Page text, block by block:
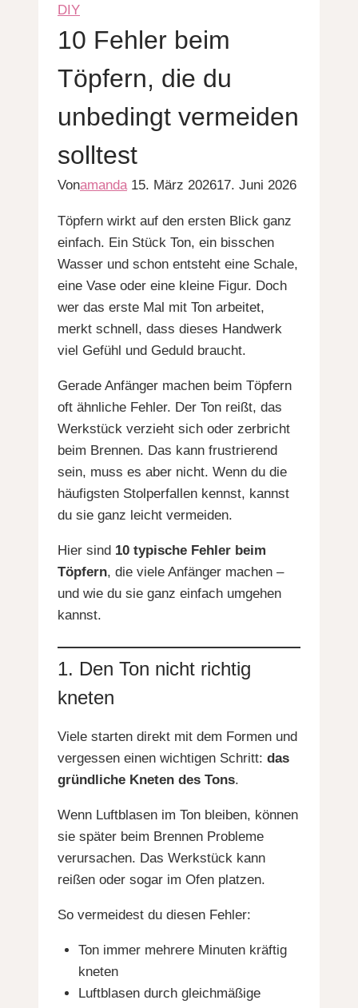
DIY
10 Fehler beim
Töpfern, die du
unbedingt vermeiden
solltest
Vonamanda 15. März 202617. Juni 2026
Töpfern wirkt auf den ersten Blick ganz
einfach. Ein Stück Ton, ein bisschen
Wasser und schon entsteht eine Schale,
eine Vase oder eine kleine Figur. Doch
wer das erste Mal mit Ton arbeitet,
merkt schnell, dass dieses Handwerk
viel Gefühl und Geduld braucht.
Gerade Anfänger machen beim Töpfern
oft ähnliche Fehler. Der Ton reißt, das
Werkstück verzieht sich oder zerbricht
beim Brennen. Das kann frustrierend
sein, muss es aber nicht. Wenn du die
häufigsten Stolperfallen kennst, kannst
du sie ganz leicht vermeiden.
Hier sind 10 typische Fehler beim
Töpfern, die viele Anfänger machen –
und wie du sie ganz einfach umgehen
kannst.
1. Den Ton nicht richtig
kneten
Viele starten direkt mit dem Formen und
vergessen einen wichtigen Schritt: das
gründliche Kneten des Tons.
Wenn Luftblasen im Ton bleiben, können
sie später beim Brennen Probleme
verursachen. Das Werkstück kann
reißen oder sogar im Ofen platzen.
So vermeidest du diesen Fehler:
Ton immer mehrere Minuten kräftig
kneten
Luftblasen durch gleichmäßige